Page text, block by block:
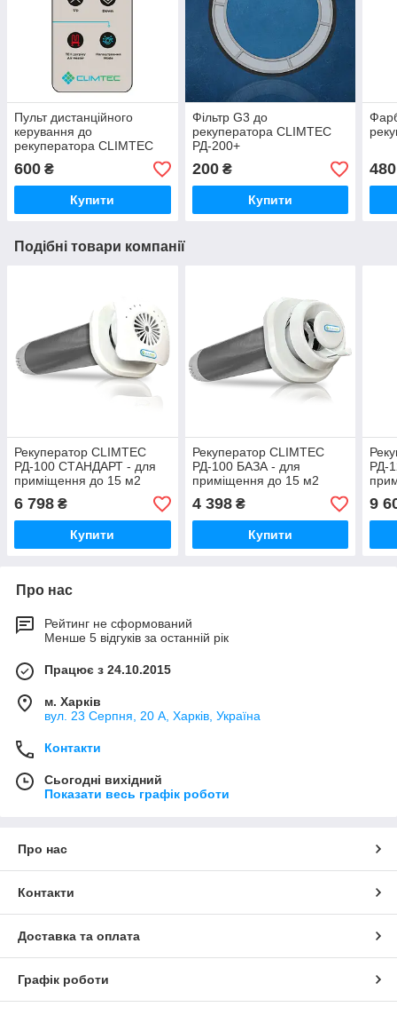
Пульт дистанційного
керування до
рекуператора CLIMTEC
СТАНДАРТ
600 ₴
Купити
Фільтр G3 до
рекуператора CLIMTEC
РД-200+
200₴
Купити
480
Подібні товари компанії
Рекуператор CLIMTEC
РД-100 СТАНДАРТ - для
приміщення до 15 м2
6 798 ₴
Купити
Рекуператор CLIMTEC
РД-100 БАЗА - для
приміщення до 15 м2
4 398₴
Купити
РД-
9
Про нас
Рейтинг не сформований
Менше 5 відгуків за останній рік
Працює з 24.10.2015
м. Харків
вул. 23 Серпня, 20 А, Харків, Україна
Контакти
Сьогодні вихідний
Показати весь графік роботи
Про нас
Контакти
Доставка та оплата
Графік роботи